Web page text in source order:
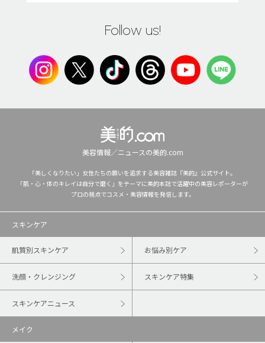
Follow us!
美容情報／ニュースの美的.com
「美しくなりたい」女性たちの願いを追求する美容雑誌『美的』公式サイト。
「肌・心・体のキレイは自分で磨く」をテーマに美的本誌で活躍中の美容レポーターが
プロの視点でコスメ・美容情報を発信します。
スキンケア
肌質別スキンケア お悩み別ケア
洗顔・クレンジング スキンケア特集
スキンケアニュース
メイク